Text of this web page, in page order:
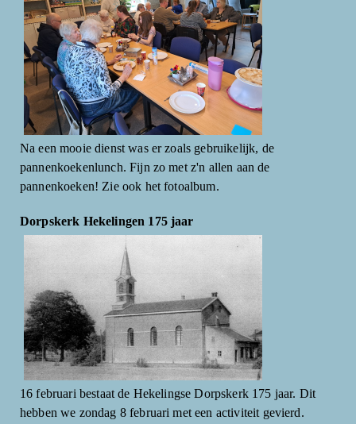
Na een mooie dienst was er zoals gebruikelijk, de
pannenkoekenlunch. Fijn zo met z'n allen aan de
pannenkoeken! Zie ook het fotoalbum.
Dorpskerk Hekelingen 175 jaar
16 februari bestaat de Hekelingse Dorpskerk 175 jaar. Dit
hebben we zondag 8 februari met een activiteit gevierd.